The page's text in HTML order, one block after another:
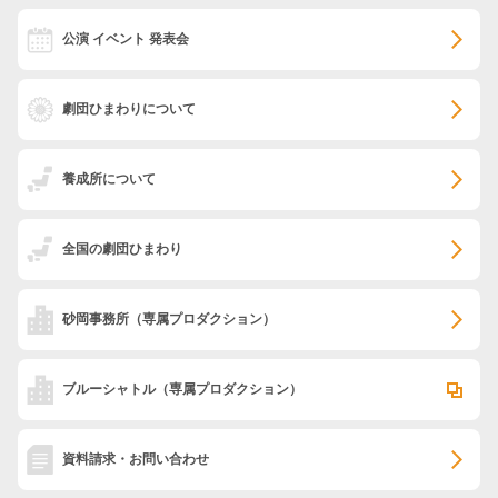
公演 イベント 発表会
劇団ひまわりについて
養成所について
全国の劇団ひまわり
砂岡事務所 （専属プロダクション）
ブルーシャトル（専属プロダクション）
資料請求・お問い合わせ